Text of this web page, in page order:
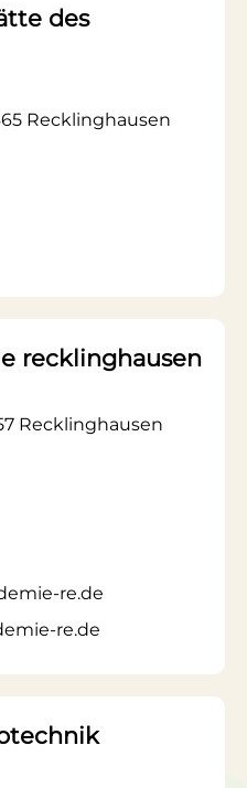
des
Recklinghausen
recklinghausen
Recklinghausen
re.de
re.de